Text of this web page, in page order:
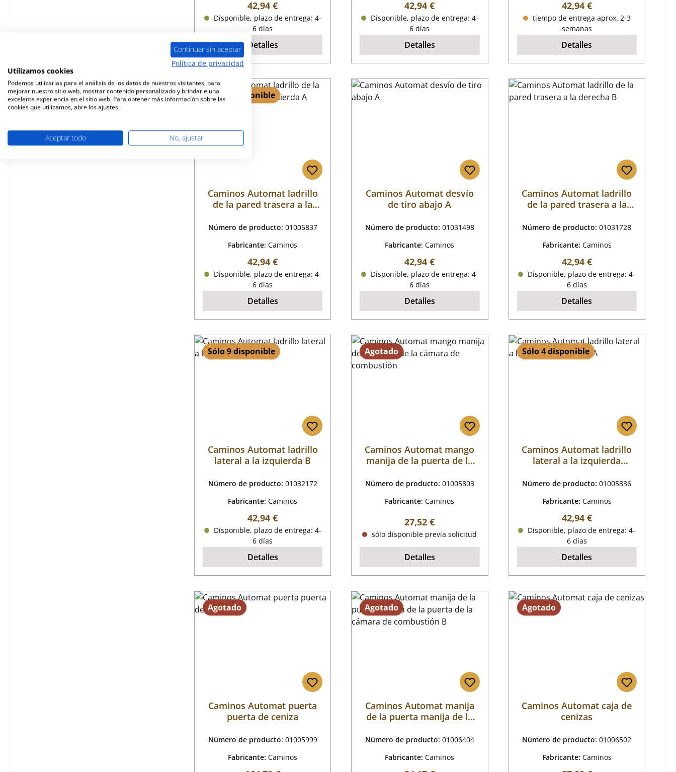
Precio normal:
42,94 €
Disponible, plazo de entrega: 4-
6 días
Detalles
Precio normal:
42,94 €
Disponible, plazo de entrega: 4-
6 días
Detalles
Precio normal:
42,94 €
tiempo de entrega aprox. 2-3
semanas
Detalles
Sólo 5 disponible
Caminos Automat ladrillo
de la pared trasera a la
Número de producto: 01005837
Fabricante:Caminos
Precio normal:
42,94 €
Disponible, plazo de entrega: 4-
6 días
Detalles
Caminos Automat desvío
de tiro abajo A
Número de producto: 01031498
Fabricante:Caminos
Precio normal:
42,94 €
Disponible, plazo de entrega: 4-
6 días
Detalles
Caminos Automat ladrillo
de la pared trasera a la
Número de producto:01031728
Fabricante: Caminos
Precio normal:
42,94 €
Disponible, plazo de entrega: 4-
6 días
Detalles
Sólo 9 disponible
Caminos Automat ladrillo
lateral a la izquierda B
Número de producto: 01032172
Fabricante:Caminos
Precio normal:
42,94 €
Disponible, plazo de entrega: 4-
6 días
Detalles
Agotado
Caminos Automat mango
manija de la puerta de la
Número de producto: 01005803
Fabricante:Caminos
Precio normal:
27,52 €
sólo disponible previa solicitud
Detalles
Sólo 4 disponible
Caminos Automat ladrillo
lateral a la izquierda
Número de producto:01005836
Fabricante: Caminos
Precio normal:
42,94 €
Disponible, plazo de entrega: 4-
6 días
Detalles
Agotado
Caminos Automat puerta
puerta de ceniza
Número de producto: 01005999
Fabricante:Caminos
Agotado
Caminos Automat manija
de la puerta manija de la
combustión B
Número de producto: 01006404
Fabricante:Caminos
Agotado
Caminos Automat caja de
cenizas
Número de producto:01006502
Fabricante: Caminos
Continuar sin aceptar
Política de privacidad
Utilizamos cookies
Podemos utilizarlas para el análisis de los datos de nuestros visitantes, para
mejorar nuestro sitio web, mostrar contenido personalizado y brindarle una
excelente experiencia en el sitio web. Para obtener más información sobre las
cookies que utilizamos, abre los ajustes.
Aceptar todo No, ajustar